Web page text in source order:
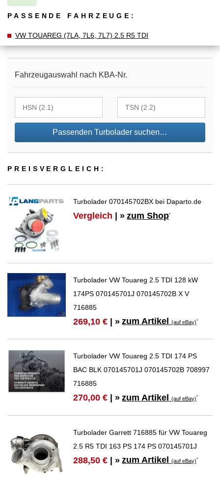
PASSENDE FAHRZEUGE:
VW TOUAREG (7LA, 7L6, 7L7) 2.5 R5 TDI
Fahrzeugauswahl nach KBA-Nr.
Passenden Turbolader suchen…
PREIS­VER­GLEICH:
Turbolader 070145702BX bei Daparto.de
Vergleich | » zum Shop*
Turbolader VW Touareg 2.5 TDI 128 kW
174PS 070145701J 070145702B X V
716885
269,10 € | » zum Artikel(auf eBay)*
Turbolader VW Touareg 2.5 TDI 174 PS
BAC BLK 070145701J 070145702B 708997
716885
270,00 € | » zum Artikel(auf eBay)*
Turbolader Garrett 716885 für VW Touareg
2.5 R5 TDI 163 PS 174 PS 070145701J
288,50 € | » zum Artikel(auf eBay)*